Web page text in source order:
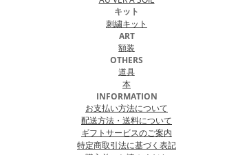
キット
刺繍キット
ART
額装
OTHERS
道具
本
INFORMATION
お支払い方法について
配送方法・送料について
ギフトサービスのご案内
特定商取引法に基づく表記